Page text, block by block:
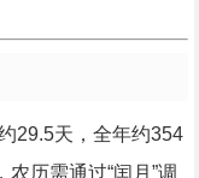
29.5天，全年约354
历需通过“闰月”调